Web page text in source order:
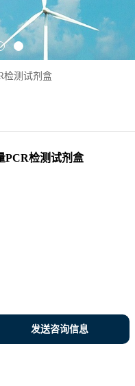
检测试剂盒
PCR检测试剂盒
发送咨询信息